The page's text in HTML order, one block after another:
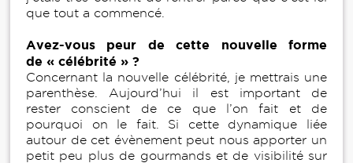
que tout a commencé.
Avez-vous peur de cette nouvelle forme
de « célébrité » ?
Concernant la nouvelle célébrité, je mettrais une
parenthèse. Aujourd’hui il est important de
rester conscient de ce que l’on fait et de
pourquoi on le fait. Si cette dynamique liée
autour de cet évènement peut nous apporter un
petit peu plus de gourmands et de visibilité sur